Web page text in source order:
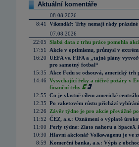
Aktuální komentáře
08.08.2026
8:41
Víkendář: Trhy nemají rády prázdné
07.08.2026
22:05 Slabá data z trhu práce pomohla
17:51
Akcie v optimismu, průmysl v
16:20 UEFA vs. FIFA a „tajné plány
pro samotný fotbal“
15:35
Akce Fedu se odsouvá, americký
14:46 Vysychající řeky a ničivé požáry v
finanční trhy
12:55 Co je vlastně cílem americké
12:35 Po raketovém růstu přichází
12:26
Závěr týdne je pro akcie převážně
11:52 ČEZ, a.s.: Oznámení o výplatě
11:00 Perly týdne: Zlato nahoru a SpaceX
10:30 Hlavní akcionář Volkswagenu je ve
8:59 Komerční banka, a.s.: Výpis z